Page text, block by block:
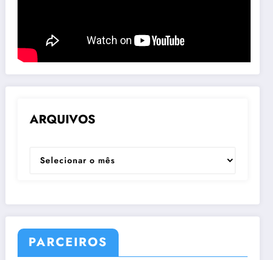
ARQUIVOS
ARQUIVOS
PARCEIROS